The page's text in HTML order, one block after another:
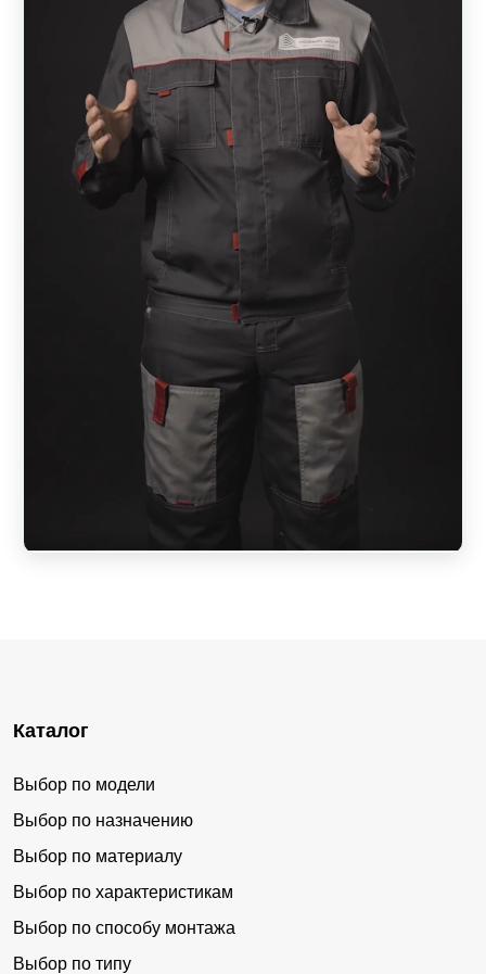
Каталог
Выбор по модели
Выбор по назначению
Выбор по материалу
Выбор по характеристикам
Выбор по способу монтажа
Выбор по типу